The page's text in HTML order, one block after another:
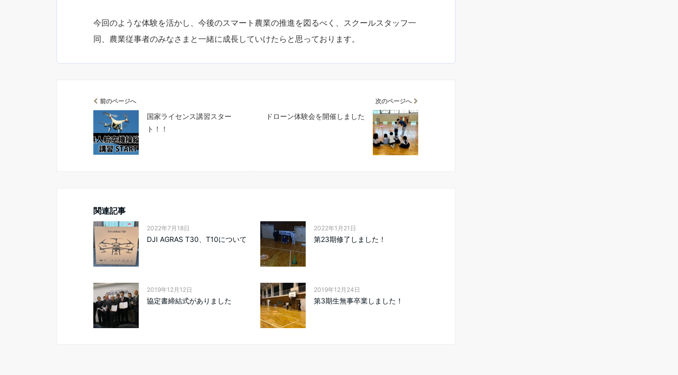
今回のような体験を活かし、今後のスマート農業の推進を図るべく、スクールスタッフ一
同、農業従事者のみなさまと一緒に成長していけたらと思っております。
前のページへ
国家ライセンス講習スター
ト！！
次のページへ
ドローン体験会を開催しました
関連記事
2022年7月18日
DJI AGRAS T30、T10について
2022年1月21日
第23期修了しました！
2019年12月12日
協定書締結式がありました
2019年12月24日
第3期生無事卒業しました！